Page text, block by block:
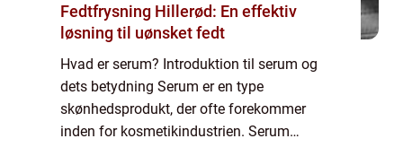
Fedtfrysning Hillerød: En effektiv
løsning til uønsket fedt
Hvad er serum? Introduktion til serum og
dets betydning Serum er en type
skønhedsprodukt, der ofte forekommer
inden for kosmetikindustrien. Serum